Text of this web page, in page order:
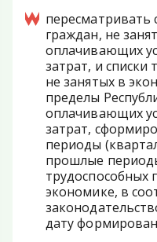
пересматривать
граждан, не
оплачивающих
затрат, и списки
не занятых в
пределы
оплачивающих
затрат,
периоды
прошлые
трудоспособных
экономике, в
дату